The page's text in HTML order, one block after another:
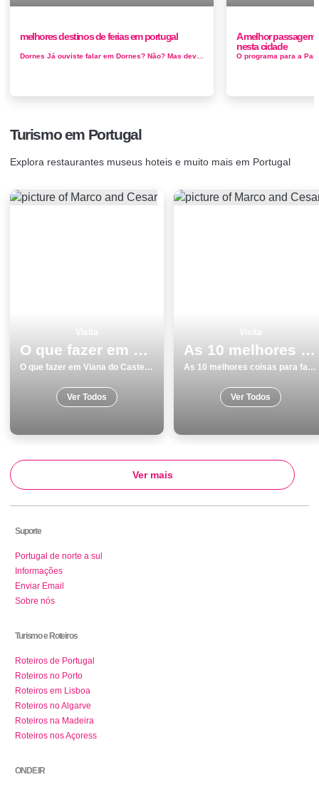
melhores destinos de ferias em portugal
A melhor passagem
nesta cidade
Turismo em Portugal
Explora restaurantes museus hoteis e muito mais em Portugal
O que fazer em Viana do Castelo os 12 melhores pontos turisticos
O que fazer em Viana do Castelo os 12 melhores pontos turisticos
Ver Todos
As 10 melhores coisas para fazer no inverno em Praias
As 10 melhores coisas para fazer no inverno em Praias
Ver Todos
Ver mais
Suporte
Portugal de norte a sul
Informações
Enviar Email
Sobre nós
Turismo e Roteiros
Roteiros de Portugal
Roteiros no Porto
Roteiros em Lisboa
Roteiros no Algarve
Roteiros na Madeira
Roteiros nos Açoress
ONDE IR